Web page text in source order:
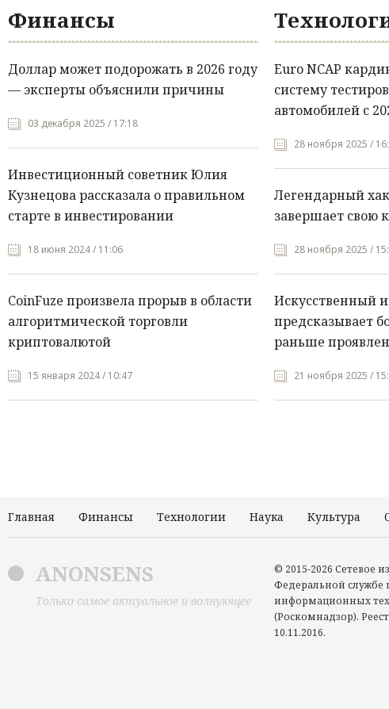
Финансы
Доллар может подорожать в 2026 году
— эксперты объяснили причины
03 декабря 2025 / 17:18
Инвестиционный советник Юлия
Кузнецова рассказала о правильном
старте в инвестировании
18 июня 2024 / 11:06
CoinFuze произвела прорыв в области
алгоритмической торговли
криптовалютой
15 января 2024 / 10:47
Euro NCAP
систему
автомобилей с
28 ноября 2025 /
Легендарный
завершает свою
28 ноября 2025 /
Искусственный
предсказывает
раньше
21 ноября 2025 /
Главная Финансы Технологии Наука Культура
ANONSENS
Только самое актуальное и волнующее
© 2015-2026 Сетевое
Федеральной службе
информационных
(Роскомнадзор).
10.11.2016.